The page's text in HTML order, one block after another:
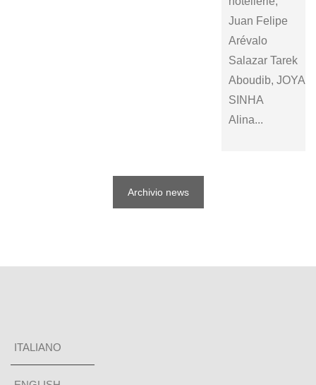
Juan Felipe
Arévalo
Salazar Tarek
Aboudib,
SINHA
Alina...
Archivio news
ITALIANO